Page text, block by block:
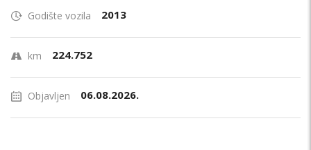
Godište vozila 2013
km 224.752
Objavljen 06.08.2026.